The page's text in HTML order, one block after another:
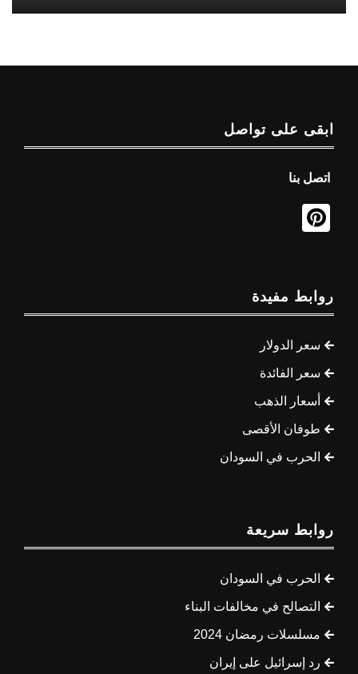
ابقى على تواصل
اتصل بنا
روابط مفيدة
سعر الدولار
سعر الفائدة
أسعار الذهب
طوفان الأقصى
الحرب في السودان
روابط سريعة
الحرب في السودان
التصالح في مخالفات البناء
مسلسلات رمضان 2024
رد إسرائيل على إيران